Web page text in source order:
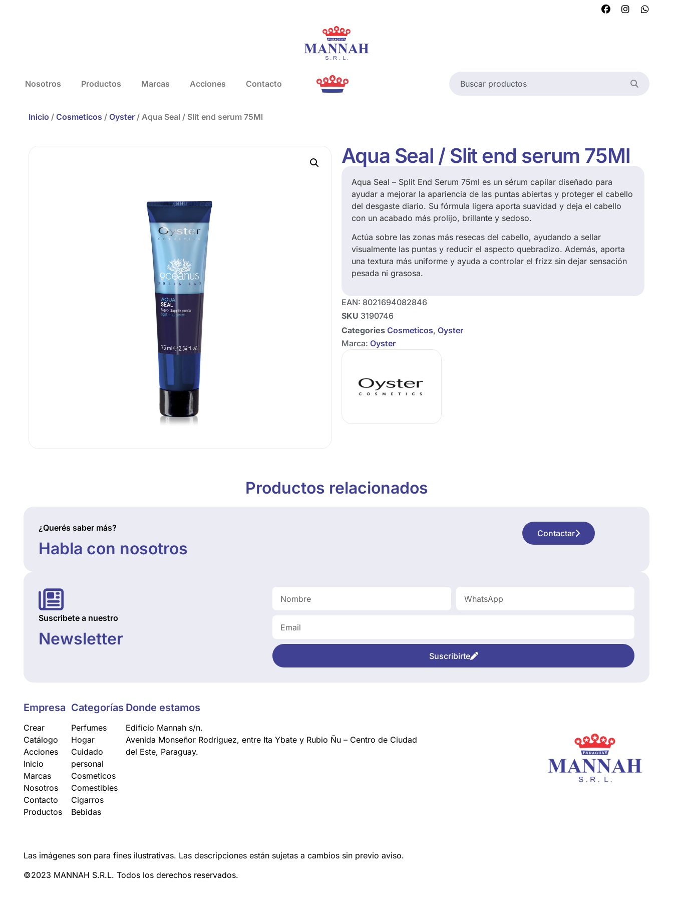
Nosotros Productos Marcas Acciones Contacto
Inicio / Cosmeticos / Oyster / Aqua Seal / Slit end serum 75Ml
Aqua Seal / Slit end serum 75Ml
Aqua Seal – Split End Serum 75ml es un sérum capilar diseñado para
ayudar a mejorar la apariencia de las puntas abiertas y proteger el cabello
del desgaste diario. Su fórmula ligera aporta suavidad y deja el cabello
con un acabado más prolijo, brillante y sedoso.
Actúa sobre las zonas más resecas del cabello, ayudando a sellar
visualmente las puntas y reducir el aspecto quebradizo. Además, aporta
una textura más uniforme y ayuda a controlar el frizz sin dejar sensación
pesada ni grasosa.
EAN: 8021694082846
SKU 3190746
Categories Cosmeticos, Oyster
Marca: Oyster
Productos relacionados
¿Querés saber más?
Habla con nosotros
Contactar
Suscribete a nuestro
Newsletter
Suscribirte
Empresa
Crear
Catálogo
Acciones
Inicio
Marcas
Nosotros
Contacto
Productos
Categorías
Perfumes
Hogar
Cuidado
personal
Cosmeticos
Comestibles
Cigarros
Bebidas
Donde estamos
Edificio Mannah s/n.
Avenida Monseñor Rodriguez, entre Ita Ybate y Rubio Ñu – Centro de Ciudad
del Este, Paraguay.
Las imágenes son para fines ilustrativas. Las descripciones están sujetas a cambios sin previo aviso.
©2023 MANNAH S.R.L. Todos los derechos reservados.